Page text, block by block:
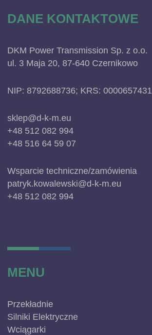
DANE KONTAKTOWE
DKM Power Transmission Sp. z o.o.
ul. 3 Maja 20, 87-640 Czernikowo
NIP: 8792688736; KRS: 0000657431
sklep@d-k-m.eu
+48 512 082 994
+48 516 64 59 07
Wsparcie techniczne/zamówienia
patryk.kowalewski@d-k-m.eu
+48 512 082 994
MENU
Przekładnie
Silniki Elektryczne
Wciągarki